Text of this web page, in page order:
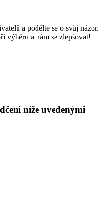
a podělte se o svůj názor.
výběru a nám se zlepšovat!
níže uvedenými